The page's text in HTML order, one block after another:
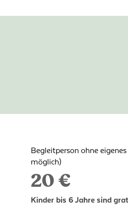
Begleitperson ohne
möglich)
20 €
Kinder bis 6 Jahre sind